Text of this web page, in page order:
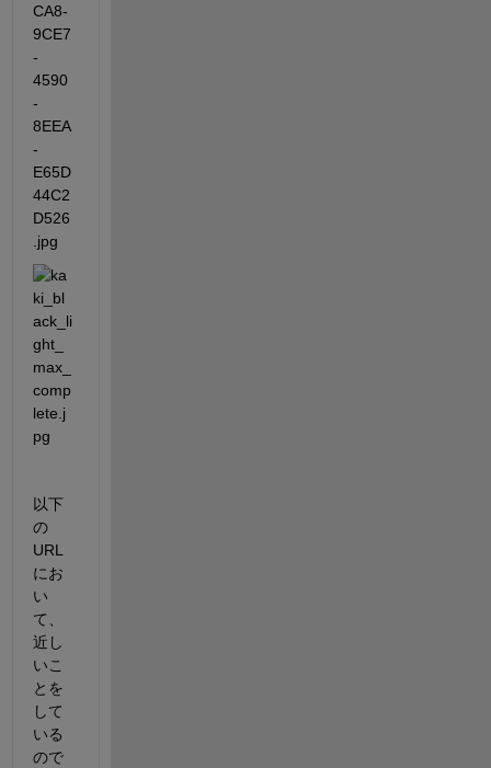
以下
の
URL
にお
い
て、
近し
いこ
とを
して
いる
ので